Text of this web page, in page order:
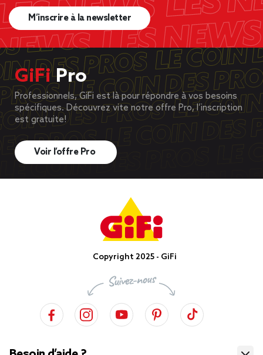
M’inscrire à la newsletter
GiFiPro
Professionnels, GiFi est là pour répondre à vos besoins
spécifiques. Découvrez vite notre offre Pro, l’inscription
est gratuite!
Voir l’offre Pro
Copyright 2025 - GiFi